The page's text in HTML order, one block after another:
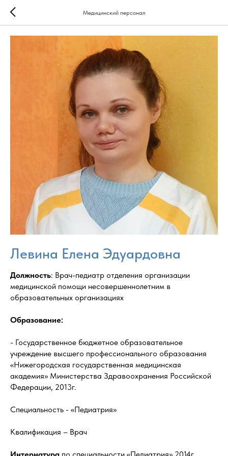
Медицинский персонал
Левина Елена Эдуардовна
Должность: Врач-педиатр отделения организации
медицинской помощи несовершеннолетним в
образовательных организациях
Образование:
- Государственное бюджетное образовательное
учреждение высшего профессионального образования
«Нижегородская государственная медицинская
академия» Министерства Здравоохранения Российской
Федерации, 2013г.
Специальность - «Педиатрия»
Квалификация – Врач